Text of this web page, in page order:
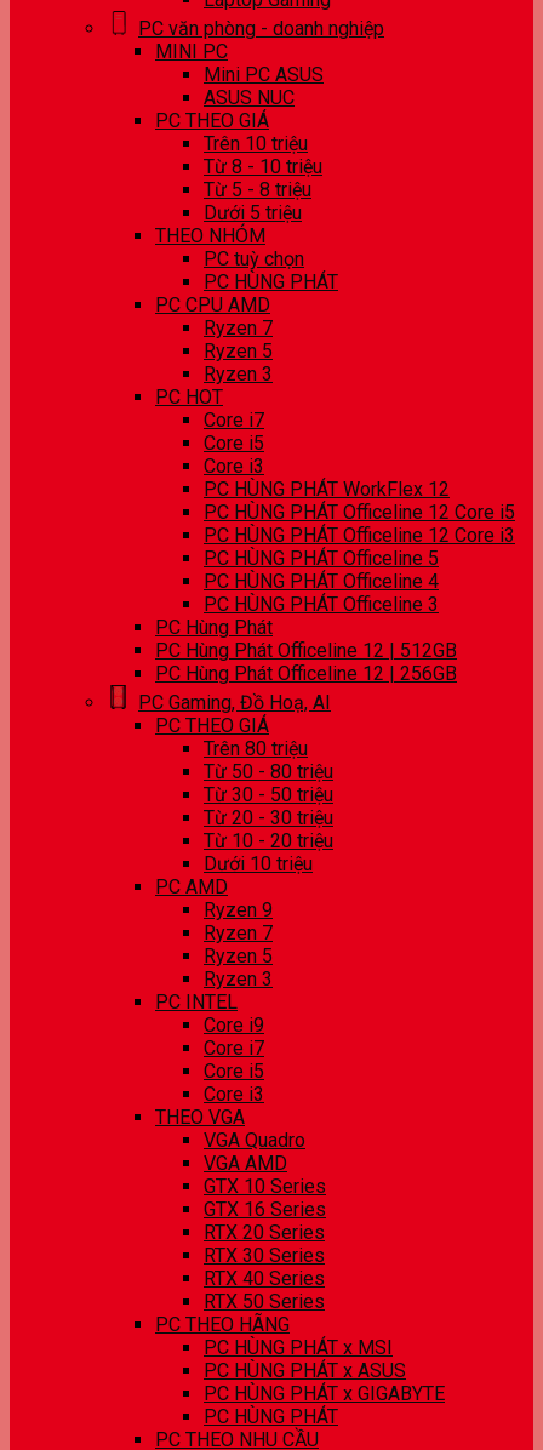
PC văn phòng - doanh nghiệp
MINI PC
Mini PC ASUS
ASUS NUC
PC THEO GIÁ
Trên 10 triệu
Từ 8 - 10 triệu
Từ 5 - 8 triệu
Dưới 5 triệu
THEO NHÓM
PC tuỳ chọn
PC HÙNG PHÁT
PC CPU AMD
Ryzen 7
Ryzen 5
Ryzen 3
PC HOT
Core i7
Core i5
Core i3
PC HÙNG PHÁT WorkFlex 12
PC HÙNG PHÁT Officeline 12 Core i5
PC HÙNG PHÁT Officeline 12 Core i3
PC HÙNG PHÁT Officeline 5
PC HÙNG PHÁT Officeline 4
PC HÙNG PHÁT Officeline 3
PC Hùng Phát
PC Hùng Phát Officeline 12 | 512GB
PC Hùng Phát Officeline 12 | 256GB
PC Gaming, Đồ Hoạ, AI
PC THEO GIÁ
Trên 80 triệu
Từ 50 - 80 triệu
Từ 30 - 50 triệu
Từ 20 - 30 triệu
Từ 10 - 20 triệu
Dưới 10 triệu
PC AMD
Ryzen 9
Ryzen 7
Ryzen 5
Ryzen 3
PC INTEL
Core i9
Core i7
Core i5
Core i3
THEO VGA
VGA Quadro
VGA AMD
GTX 10 Series
GTX 16 Series
RTX 20 Series
RTX 30 Series
RTX 40 Series
RTX 50 Series
PC THEO HÃNG
PC HÙNG PHÁT x MSI
PC HÙNG PHÁT x ASUS
PC HÙNG PHÁT x GIGABYTE
PC HÙNG PHÁT
PC THEO NHU CẦU